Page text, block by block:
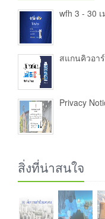
wfh 3 - 30
สแกนคิวอา
Privacy
สิ่งที่น่าสนใจ